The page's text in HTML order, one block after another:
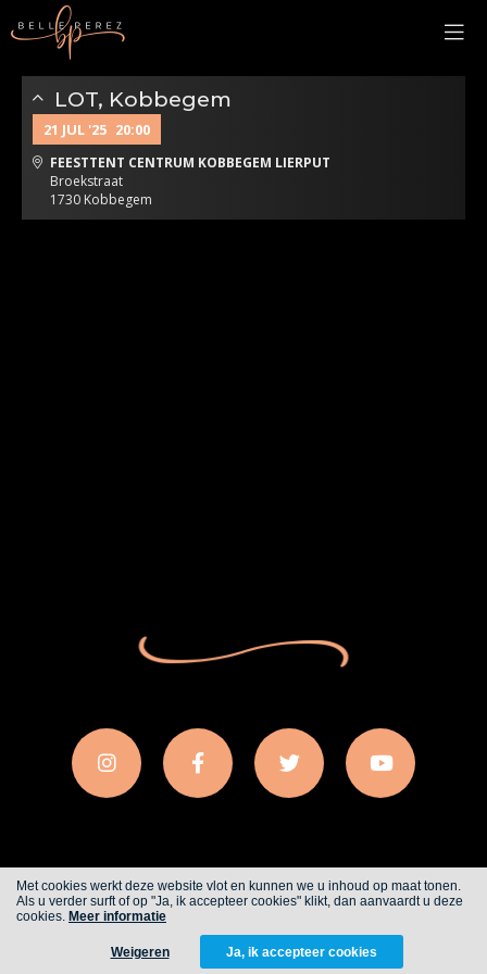
LOT, Kobbegem
21 JUL '25 20:00
FEESTTENT CENTRUM KOBBEGEM LIERPUT
Broekstraat
1730 Kobbegem
Cookies Privacy
FROM ALWAYS AWAKE
Met cookies werkt deze website vlot en kunnen we u inhoud op maat tonen.
Als u verder surft of op "Ja, ik accepteer cookies" klikt, dan aanvaardt u deze
cookies. Meer informatie
Weigeren Ja, ik accepteer cookies